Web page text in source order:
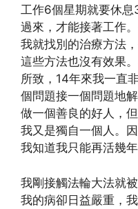
工作6個星期就要休息
過來，才能接著工作
我就找別的治療方法
這些方法也沒有效果
所致，14年來我一直
個問題接一個問題地
做一個善良的好人，
我又是獨自一個人。
我知道我只能再活幾年
我剛接觸法輪大法就
我的病卻日益嚴重，